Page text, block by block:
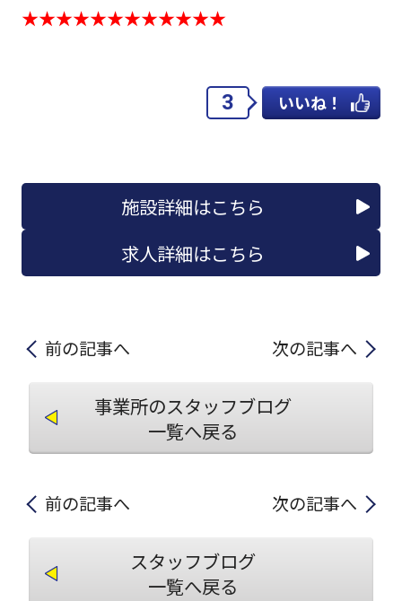
★★★★★★★★★★★★
3 いいね！
施設詳細はこちら
求人詳細はこちら
前の記事へ 次の記事へ
事業所のスタッフブログ
一覧へ戻る
前の記事へ 次の記事へ
スタッフブログ
一覧へ戻る